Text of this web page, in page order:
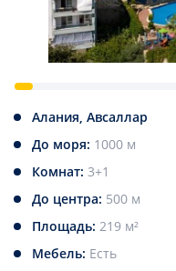
Алания, Авсаллар
До моря: 1000 м
Комнат: 3+1
До центра: 500 м
Площадь: 219 м²
Мебель: Есть